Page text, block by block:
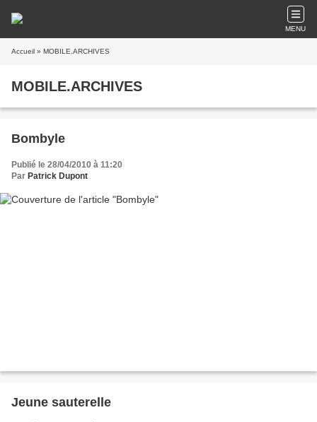
MENU
Accueil » MOBILE.ARCHIVES
MOBILE.ARCHIVES
Bombyle
Publié le 28/04/2010 à 11:20
Par Patrick Dupont
Jeune sauterelle